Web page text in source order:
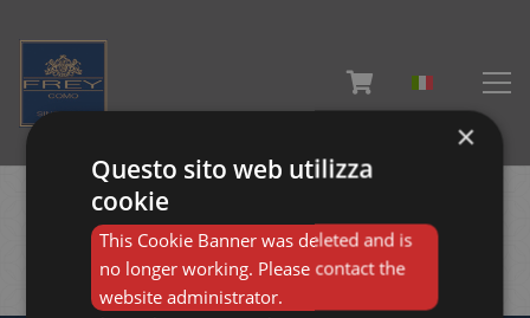
Il tuo carrello è vuoto.
Ritorna al negozio
×
Questo sito web utilizza
cookie
This Cookie Banner was deleted and is
no longer working. Please contact the
website administrator.